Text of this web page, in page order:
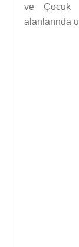
ve Çocuk
alanlarında